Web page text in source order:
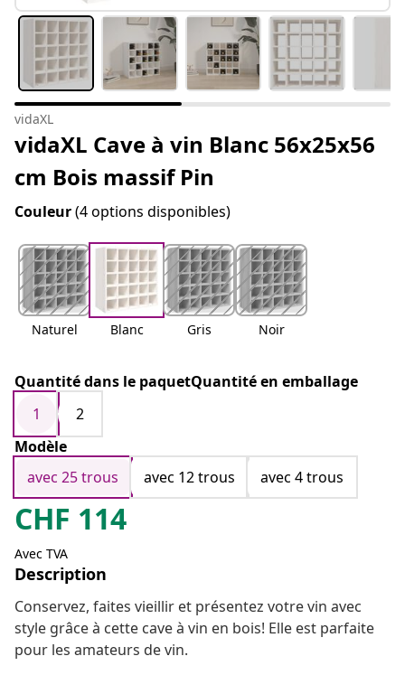
vidaXL
vidaXL Cave à vin Blanc 56x25x56
cm Bois massif Pin
Couleur(4 options disponibles)
Naturel Blanc Gris Noir
Quantité dans le paquetQuantité en emballage
1
2
Modèle
avec 25 trous
avec 12 trous avec 4 trous
CHF 114
Avec TVA
Description
Conservez, faites vieillir et présentez votre vin avec
style grâce à cette cave à vin en bois! Elle est parfaite
pour les amateurs de vin.